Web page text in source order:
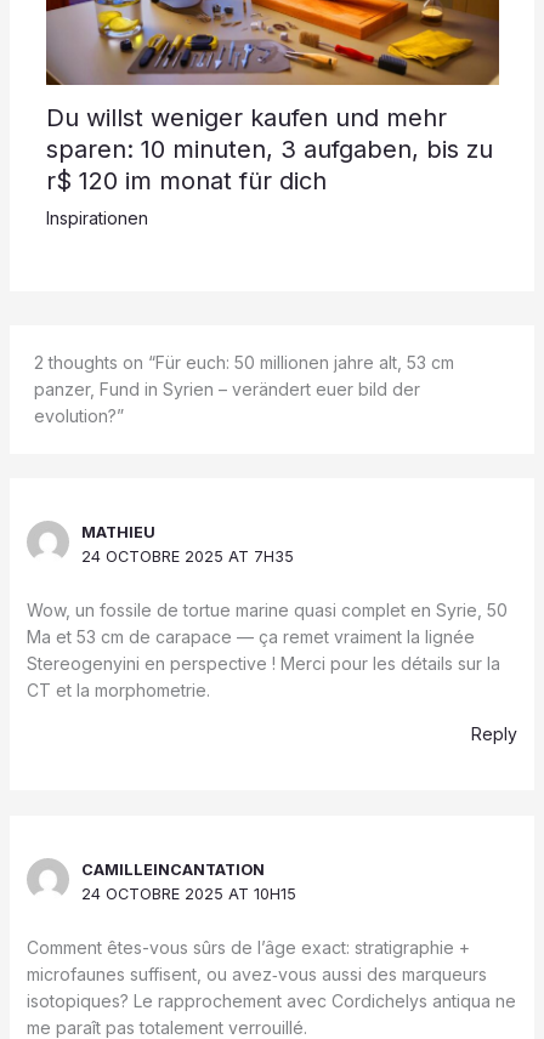
Du willst weniger kaufen und mehr
sparen: 10 minuten, 3 aufgaben, bis zu
r$ 120 im monat für dich
Inspirationen
2 thoughts on “Für euch: 50 millionen jahre alt, 53 cm
panzer, Fund in Syrien – verändert euer bild der
evolution?”
MATHIEU
24 OCTOBRE 2025 AT 7H35
Wow, un fossile de tortue marine quasi complet en Syrie, 50
Ma et 53 cm de carapace — ça remet vraiment la lignée
Stereogenyini en perspective ! Merci pour les détails sur la
CT et la morphometrie.
Reply
CAMILLEINCANTATION
24 OCTOBRE 2025 AT 10H15
Comment êtes-vous sûrs de l’âge exact: stratigraphie +
microfaunes suffisent, ou avez‑vous aussi des marqueurs
isotopiques? Le rapprochement avec Cordichelys antiqua ne
me paraît pas totalement verrouillé.